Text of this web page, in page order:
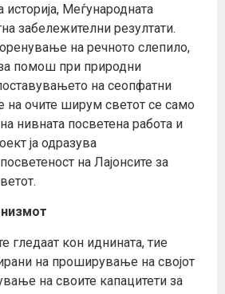
историја, Меѓународната
забележителни резултати.
на речното слепило,
помош при природни
на сеопфатни
на очите ширум светот се само
нивната посветена работа и
ја одразува
на Лајонсите за
гледаат кон иднината, тие
на проширување на својот
на своите капацитети за